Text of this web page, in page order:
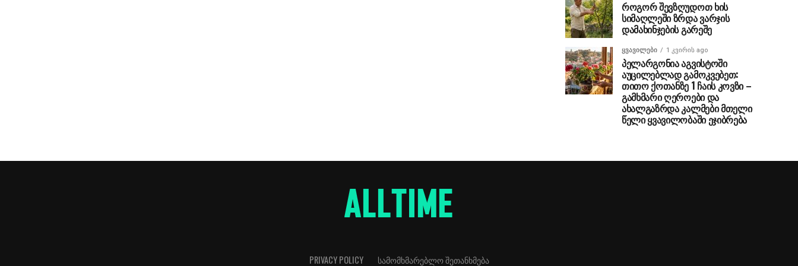
როგორ შევზღუდოთ ხის
სიმაღლეში ზრდა ვარჯის
დამახინჯების გარეშე
ᲧᲕᲐᲕᲘᲚᲔᲑᲘ 1 კვირის ago
პელარგონია აგვისტოში
აუცილებლად გამოკვებეთ:
თითო ქოთანზე 1 ჩაის კოვზი –
გამხმარი ღეროები და
ახალგაზრდა კალმები მთელი
წელი ყვავილობაში ეჯიბრება
PRIVACY POLICY ᲡᲐᲛᲝᲛᲮᲛᲐᲠᲔᲑᲚᲝ ᲨᲔᲗᲐᲜᲮᲛᲔᲑᲐ